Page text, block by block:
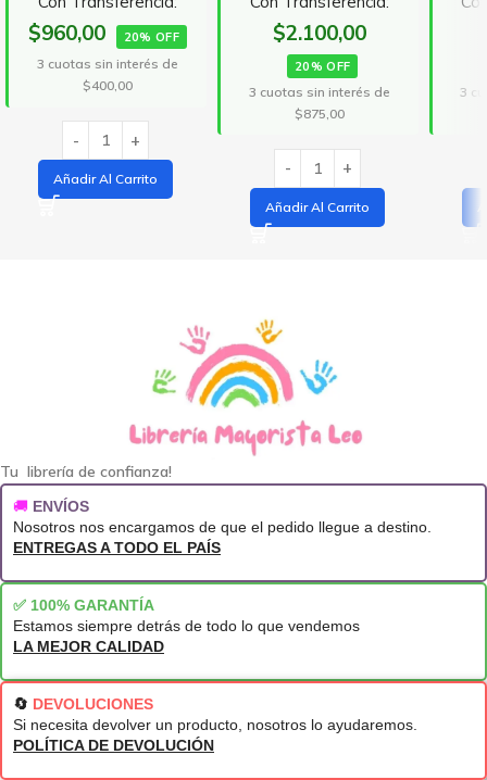
$960,00 20% OFF
3 cuotas sin interés de
$400,00
Añadir Al Carrito
$2.100,00
20% OFF
3 cuotas sin interés de
$875,00
Añadir Al Carrito
3
Tu librería de confianza!
🚚 ENVÍOS
Nosotros nos encargamos de que el pedido llegue a destino.
ENTREGAS A TODO EL PAÍS
✅ 100% GARANTÍA
Estamos siempre detrás de todo lo que vendemos
LA MEJOR CALIDAD
🔄 DEVOLUCIONES
Si necesita devolver un producto, nosotros lo ayudaremos.
POLÍTICA DE DEVOLUCIÓN